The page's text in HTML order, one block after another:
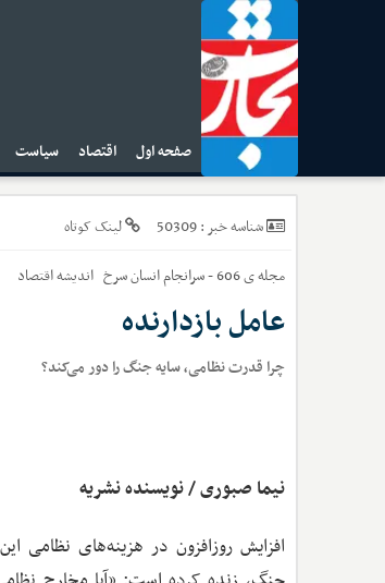
صفحه اول اقتصاد سیاست
شناسه خبر :50309
لینک کوتاه
مجله ی 606 - سرانجام انسان سرخ
اندیشه اقتصاد
عامل بازدارنده
چرا قدرت نظامی، سایه جنگ را دور می‌کند؟
نیما صبوری / نویسنده نشریه
افزایش روزافزون در هزینه‌های نظامی